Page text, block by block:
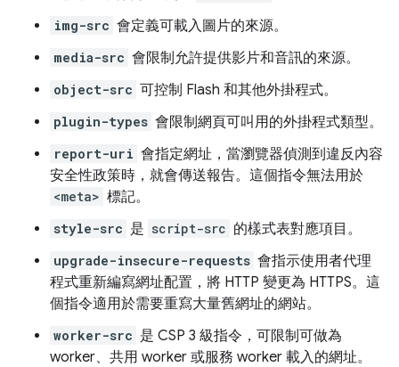
img-src 會定義可載入圖片的來源。
media-src 會限制允許提供影片和音訊的來源。
object-src 可控制 Flash 和其他外掛程式。
plugin-types 會限制網頁可叫用的外掛程式類型。
report-uri 會指定網址，當瀏覽器偵測到違反內容
安全性政策時，就會傳送報告。這個指令無法用於
<meta> 標記。
style-src 是 script-src 的樣式表對應項目。
upgrade-insecure-requests 會指示使用者代理
程式重新編寫網址配置，將 HTTP 變更為 HTTPS。這
個指令適用於需要重寫大量舊網址的網站。
worker-src 是 CSP 3 級指令，可限制可做為
worker、共用 worker 或服務 worker 載入的網址。